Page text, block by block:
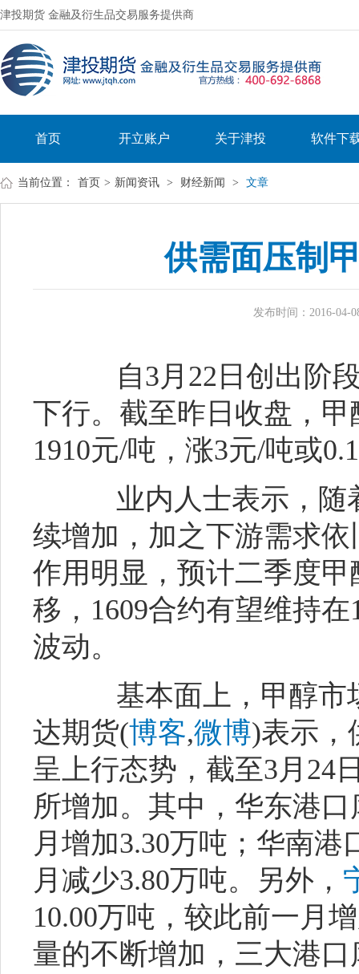
津投期货 金融及衍生品交易服务提供商
首页 开立账户 关于津投 软件下
当前位置： 首页 > 新闻资讯 > 财经新闻 > 文章
供需面压制
发布时间：2016-04-
自3月22日创出阶段
下行。截至昨日收盘，甲
1910元/吨，涨3元/吨或
业内人士表示，随
续增加，加之下游需求
作用明显，预计二季度
移，1609合约有望维持
波动。
基本面上，甲醇市
达期货(博客,微博)表示，
呈上行态势，截至3月24
所增加。其中，华东港
月增加3.30万吨；华南
月减少3.80万吨。另外，
10.00万吨，较此前一月
量的不断增加，三大港